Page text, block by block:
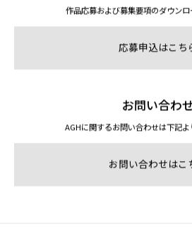
作品応募および募集要項のダウンロ
応募申込はこち
お問い合わ
AGHに関するお問い合わせは下記よ
お問い合わせはこ